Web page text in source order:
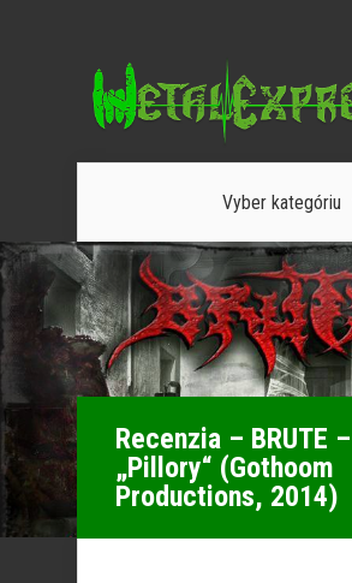
Vyber kategóriu
Recenzia – BRUTE –
„Pillory“ (Gothoom
Productions, 2014)